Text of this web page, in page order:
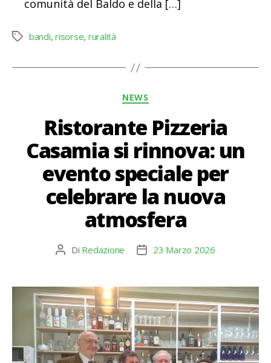
comunità del Baldo e della […]
Tag bandi,risorse, ruralità
Categorie
NEWS
Ristorante Pizzeria
Casamia si rinnova: un
evento speciale per
celebrare la nuova
atmosfera
Autore
Di Redazione
Data23 Marzo 2026